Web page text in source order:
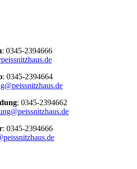
: 0345-2394666
: 0345-2394664
: 0345-2394662
: 0345-2394666